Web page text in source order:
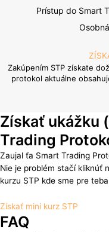
Prístup do Smart
Zakúpením STP získate
protokol aktuálne
Získať ukážku
Trading
Zaujal ťa Smart Trading
Nie je problém stačí kliknúť
kurzu STP kde sme pre
Získať mini kurz STP
FAQ